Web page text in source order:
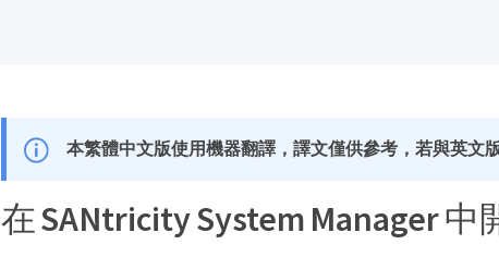
本繁體中文版使用機器翻譯，譯文僅供參考，若與英文
在 SANtricity System Manager